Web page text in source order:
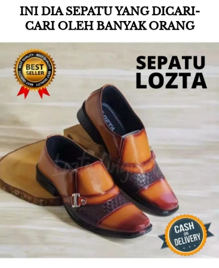
INI DIA SEPATU YANG DICARI-
CARI OLEH BANYAK ORANG